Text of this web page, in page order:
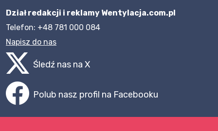
Dział redakcji i reklamy Wentylacja.com.pl
Telefon: +48 781 000 084
Napisz do nas
Śledź nas na X
Polub nasz profil na Facebooku